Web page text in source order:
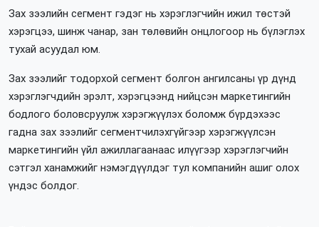
Зах зээлийн сегмент гэдэг нь хэрэглэгчийн ижил төстэй
хэрэгцээ, шинж чанар, зан төлөвийн онцлогоор нь бүлэглэх
тухай асуудал юм.
Зах зээлийг тодорхой сегмент болгон ангилсаны үр дүнд
хэрэглэгчдийн эрэлт, хэрэгцээнд нийцсэн маркетингийн
бодлого боловсруулж хэрэгжүүлэх боломж бүрдэхээс
гадна зах зээлийг сегментчилэхгүйгээр хэрэгжүүлсэн
маркетингийн үйл ажиллагаанаас илүүгээр хэрэглэгчийн
сэтгэл ханамжийг нэмэгдүүлдэг тул компанийн ашиг олох
үндэс болдог.